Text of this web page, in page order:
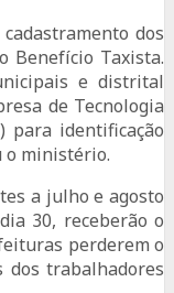
dos
Benefício Taxista.
e distrital
de Tecnologia
para identificação
o ministério.
a julho e agosto
30, receberão o
perderem o
dos trabalhadores